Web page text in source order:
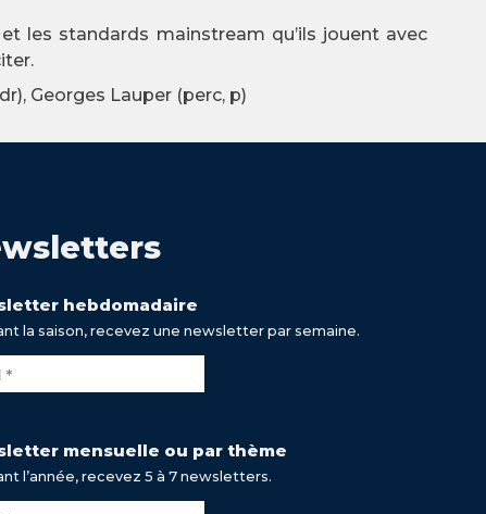
les standards mainstream qu’ils jouent avec
Georges Lauper (perc, p)
hebdomadaire
la saison, recevez une newsletter par semaine.
mensuelle ou par thème
l’année, recevez 5 à 7 newsletters.